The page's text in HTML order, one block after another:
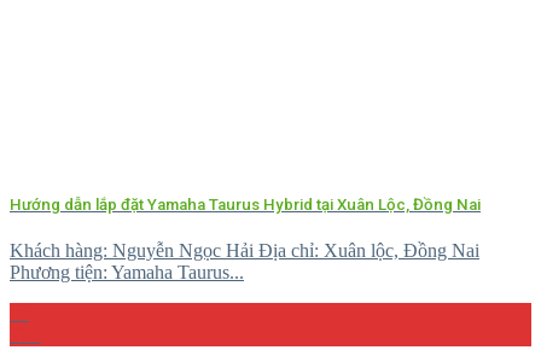
Hướng dẫn lắp đặt Yamaha Taurus Hybrid tại Xuân Lộc, Đồng Nai
Khách hàng: Nguyễn Ngọc Hải Địa chỉ: Xuân lộc, Đồng Nai
Phương tiện: Yamaha Taurus...